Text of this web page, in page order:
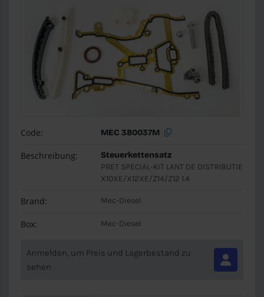
Code: MEC 380037M
Beschreibung:
Steuerkettensatz
PRET SPECIAL-KIT LANT DE DISTRIBUTIE
X10XE/X12XE/Z14/Z12 1.4
Brand: Mec-Diesel
Box: Mec-Diesel
Anmelden, um Preis und Lagerbestand zu
sehen